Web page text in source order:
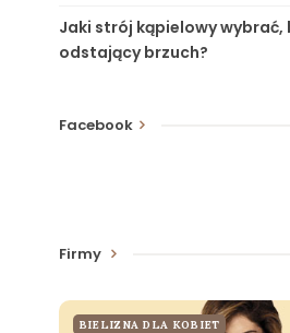
Jaki strój kąpielowy wybrać,
odstający brzuch?
Facebook
Firmy
BIELIZNA DLA KOBIET